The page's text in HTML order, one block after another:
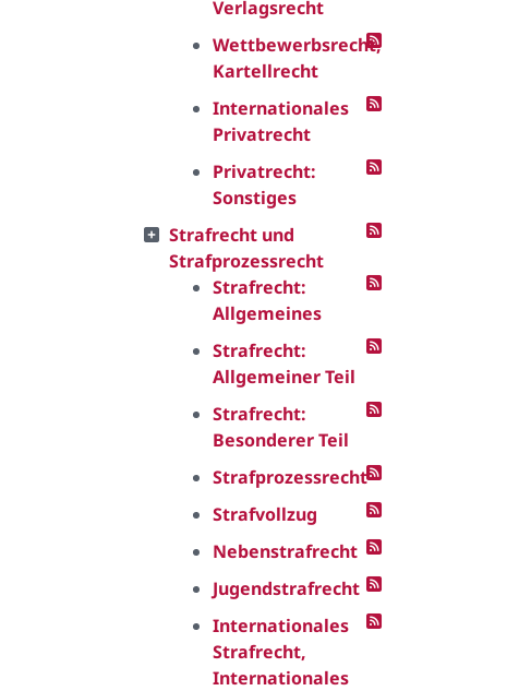
Verlagsrecht
Wettbewerbsrecht,
Kartellrecht
Internationales
Privatrecht
Privatrecht:
Sonstiges
Strafrecht und
Strafprozessrecht
Strafrecht:
Allgemeines
Strafrecht:
Allgemeiner Teil
Strafrecht:
Besonderer Teil
Strafprozessrecht
Strafvollzug
Nebenstrafrecht
Jugendstrafrecht
Internationales
Strafrecht,
Internationales